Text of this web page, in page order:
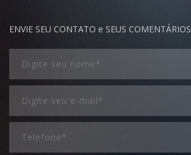
ENVIE SEU CONTATO e SEUS COMENTÁRIOS